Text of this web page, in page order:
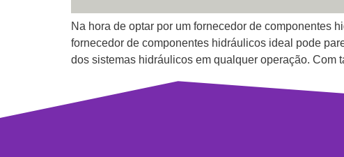
Na hora de optar por um fornecedor de componentes
fornecedor de componentes hidráulicos ideal pode
dos sistemas hidráulicos em qualquer operação. Com